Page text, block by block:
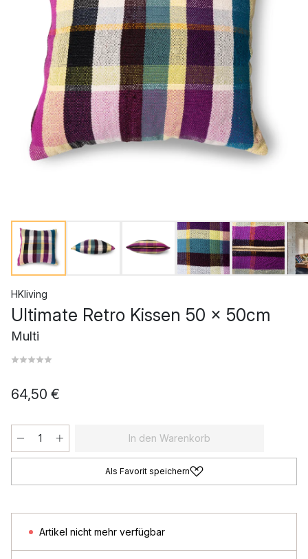
HKliving
Ultimate Retro Kissen 50 x 50cm
Multi
64,50 €
In den Warenkorb
Als Favorit speichern
Artikel nicht mehr verfügbar